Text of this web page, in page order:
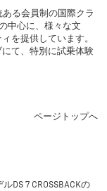
る会員制の国際クラ
中心に、様々な文
を提供しています。
て、特別に試乗体験
ページトップへ
DS 7 CROSSBACKの